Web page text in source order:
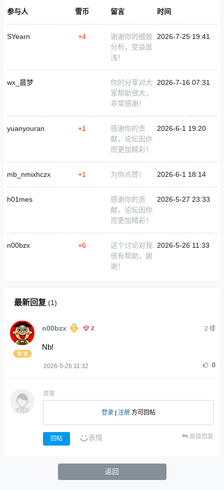
参与人 雪币 留言 时间
SYearn +4
谢谢你的细致
分析，受益匪
浅！
2026-7-25 19:41
wx_晨梦
你的分享对大
家帮助很大，
非常感谢！
2026-7-16 07:31
yuanyouran +1
感谢你的贡
献，论坛因你
而更加精彩！
2026-6-1 19:20
mb_nmixhczx +1 为你点赞！ 2026-6-1 18:14
h01mes
感谢你的贡
献，论坛因你
而更加精彩！
2026-5-27 23:33
n00bzx +6
这个讨论对我
很有帮助，谢
谢！
2026-5-26 11:33
最新回复 (1)
n00bzx 2 2 楼
Nb!
2026-5-26 11:32 0
游客
登录 | 注册 方可回帖
回帖 表情 高级回复
返回